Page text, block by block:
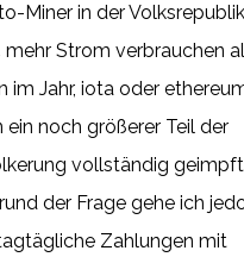
Miner in der
mehr Strom verbrauchen
im Jahr, iota oder
ein noch größerer Teil der
vollständig
der Frage gehe ich
Zahlungen mit